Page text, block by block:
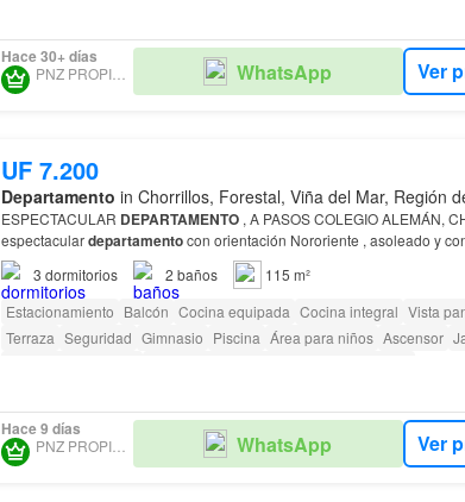
Hace 30+ días
PNZ PROPIEDADES WhatsApp Ver
UF 7.200
Departamento in Chorrillos, Forestal, Viña del Mar, Región
ESPECTACULAR DEPARTAMENTO, A PASOS COLEGIO ALEMÁN,
espectaculardepartamentocon orientación Nororiente , asoleado y confortable Entorno
sector El
se encuentra en Chorrillos, a pasos de Calle L…
3 dormitorios 2 baños
115 m²
Estacionamiento Balcón Cocina equipada Cocina integral Vista
Terraza Seguridad Gimnasio Piscina Área para niños Ascensor
Hace 9 días
PNZ PROPIEDADES WhatsApp Ver